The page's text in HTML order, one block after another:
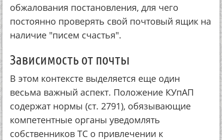
обжалования постановления, для чего
постоянно проверять свой почтовый ящик на
наличие "писем счастья".
Зависимость от почты
В этом контексте выделяется еще один
весьма важный аспект. Положение КУпАП
содержат нормы (ст. 2791), обязывающие
компетентные органы уведомлять
собственников ТС о привлечении к